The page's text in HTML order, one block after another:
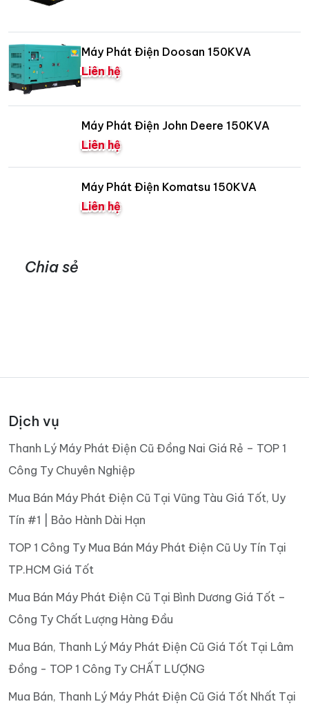
Máy Phát Điện Doosan 150KVA
Liên hệ
Máy Phát Điện John Deere 150KVA
Liên hệ
Máy Phát Điện Komatsu 150KVA
Liên hệ
Chia sẻ
Dịch vụ
Thanh Lý Máy Phát Điện Cũ Đồng Nai Giá Rẻ – TOP 1
Công Ty Chuyên Nghiệp
Mua Bán Máy Phát Điện Cũ Tại Vũng Tàu Giá Tốt, Uy
Tín #1 | Bảo Hành Dài Hạn
TOP 1 Công Ty Mua Bán Máy Phát Điện Cũ Uy Tín Tại
TP.HCM Giá Tốt
Mua Bán Máy Phát Điện Cũ Tại Bình Dương Giá Tốt –
Công Ty Chất Lượng Hàng Đầu
Mua Bán, Thanh Lý Máy Phát Điện Cũ Giá Tốt Tại Lâm
Đồng - TOP 1 Công Ty CHẤT LƯỢNG
Mua Bán, Thanh Lý Máy Phát Điện Cũ Giá Tốt Nhất Tại